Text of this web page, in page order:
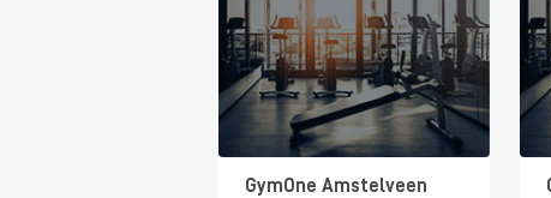
GymOne Amstelveen